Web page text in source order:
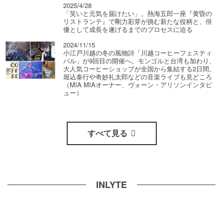
2025/4/28
「笑いと元気を届けたい」。熱海五郎一座『黄昏の
リストランテ』で剛力彩芽が挑む新たな役柄と、俳
優として成長を遂げるまでのプロセスに迫る
2024/11/15
小江戸川越の冬の風物詩「川越コーヒーフェスティ
バル」が9回目の開催へ。モンゴルと台湾も加わり、
大人気コーヒーショップが全国から集結する2日間。
堀込泰行や奇妙礼太郎などの音楽ライブも見どころ
（MIA MIAオーナー、ヴォーン・アリソンインタビ
ュー）
すべて見る
INLYTE